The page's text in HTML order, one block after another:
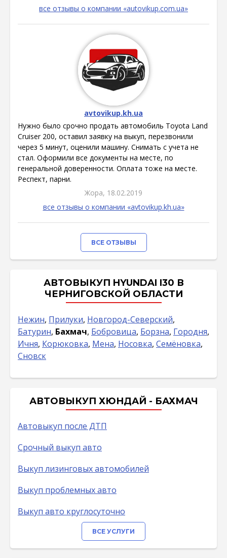
все отзывы о компании «autovikup.com.ua»
avtovikup.kh.ua
Нужно было срочно продать автомобиль Toyota Land
Cruiser 200, оставил заявку на выкуп, перезвонили
через 5 минут, оценили машину. Снимать с учета не
стал. Оформили все документы на месте, по
генеральной доверенности. Оплата тоже на месте.
Респект, парни.
Жора, 18.02.2019
все отзывы о компании «avtovikup.kh.ua»
ВСЕ ОТЗЫВЫ
АВТОВЫКУП HYUNDAI I30 В
ЧЕРНИГОВСКОЙ ОБЛАСТИ
Нежин, Прилуки, Новгород-Северский,
Батурин, Бахмач, Бобровица, Борзна, Городня,
Ичня, Корюковка, Мена, Носовка, Семёновка,
Сновск
АВТОВЫКУП ХЮНДАЙ - БАХМАЧ
Автовыкуп после ДТП
Срочный выкуп авто
Выкуп лизинговых автомобилей
Выкуп проблемных авто
Выкуп авто круглосуточно
ВСЕ УСЛУГИ